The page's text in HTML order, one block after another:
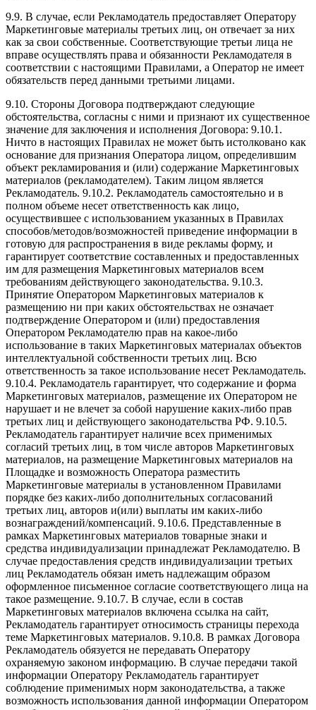
9.9. В случае, если Рекламодатель предоставляет Оператору
Маркетинговые материалы третьих лиц, он отвечает за них
как за свои собственные. Соответствующие третьи лица не
вправе осуществлять права и обязанности Рекламодателя в
соответствии с настоящими Правилами, а Оператор не имеет
обязательств перед данными третьими лицами.
9.10. Стороны Договора подтверждают следующие
обстоятельства, согласны с ними и признают их существенное
значение для заключения и исполнения Договора: 9.10.1.
Ничто в настоящих Правилах не может быть истолковано как
основание для признания Оператора лицом, определившим
объект рекламирования и (или) содержание Маркетинговых
материалов (рекламодателем). Таким лицом является
Рекламодатель. 9.10.2. Рекламодатель самостоятельно и в
полном объеме несет ответственность как лицо,
осуществившее с использованием указанных в Правилах
способов/методов/возможностей приведение информации в
готовую для распространения в виде рекламы форму, и
гарантирует соответствие составленных и предоставленных
им для размещения Маркетинговых материалов всем
требованиям действующего законодательства. 9.10.3.
Принятие Оператором Маркетинговых материалов к
размещению ни при каких обстоятельствах не означает
подтверждение Оператором и (или) предоставления
Оператором Рекламодателю прав на какое-либо
использование в таких Маркетинговых материалах объектов
интеллектуальной собственности третьих лиц. Всю
ответственность за такое использование несет Рекламодатель.
9.10.4. Рекламодатель гарантирует, что содержание и форма
Маркетинговых материалов, размещение их Оператором не
нарушает и не влечет за собой нарушение каких-либо прав
третьих лиц и действующего законодательства РФ. 9.10.5.
Рекламодатель гарантирует наличие всех применимых
согласий третьих лиц, в том числе авторов Маркетинговых
материалов, на размещение Маркетинговых материалов на
Площадке и возможность Оператора разместить
Маркетинговые материалы в установленном Правилами
порядке без каких-либо дополнительных согласований
третьих лиц, авторов и(или) выплаты им каких-либо
вознаграждений/компенсаций. 9.10.6. Представленные в
рамках Маркетинговых материалов товарные знаки и
средства индивидуализации принадлежат Рекламодателю. В
случае предоставления средств индивидуализации третьих
лиц Рекламодатель обязан иметь надлежащим образом
оформленное письменное согласие соответствующего лица на
такое размещение. 9.10.7. В случае, если в состав
Маркетинговых материалов включена ссылка на сайт,
Рекламодатель гарантирует относимость страницы перехода
теме Маркетинговых материалов. 9.10.8. В рамках Договора
Рекламодатель обязуется не передавать Оператору
охраняемую законом информацию. В случае передачи такой
информации Оператору Рекламодатель гарантирует
соблюдение применимых норм законодательства, а также
возможность использования данной информации Оператором